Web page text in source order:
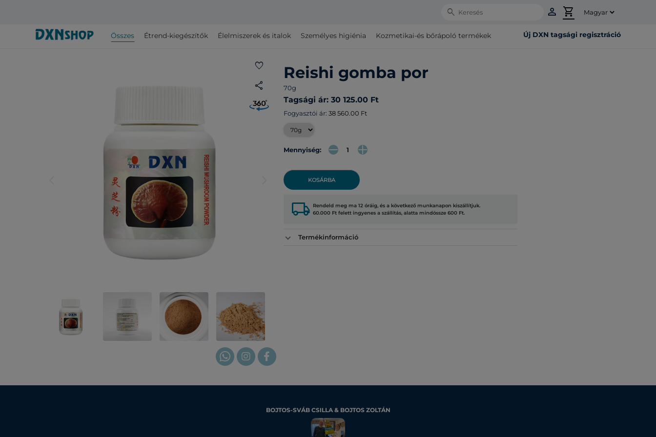
Search person shopping_cart
Összes Étrend-kiegészítők Élelmiszerek és italok Személyes higiénia Kozmetikai-és bőrápoló termékek Új DXN tagsági regisztráció
favorite
share
Reishi gomba por
70g
Tagsági ár: 30 125.00 Ft
Fogyasztói ár: 38 560.00 Ft
Mennyiség:
KOSÁRBA
local_shipping Rendeld meg ma 12 óráig, és a következő munkanapon kiszállítjuk.
60.000 Ft felett ingyenes a szállítás, alatta mindössze 600 Ft.
Termékinformáció
BOJTOS-SVÁB CSILLA & BOJTOS ZOLTÁN